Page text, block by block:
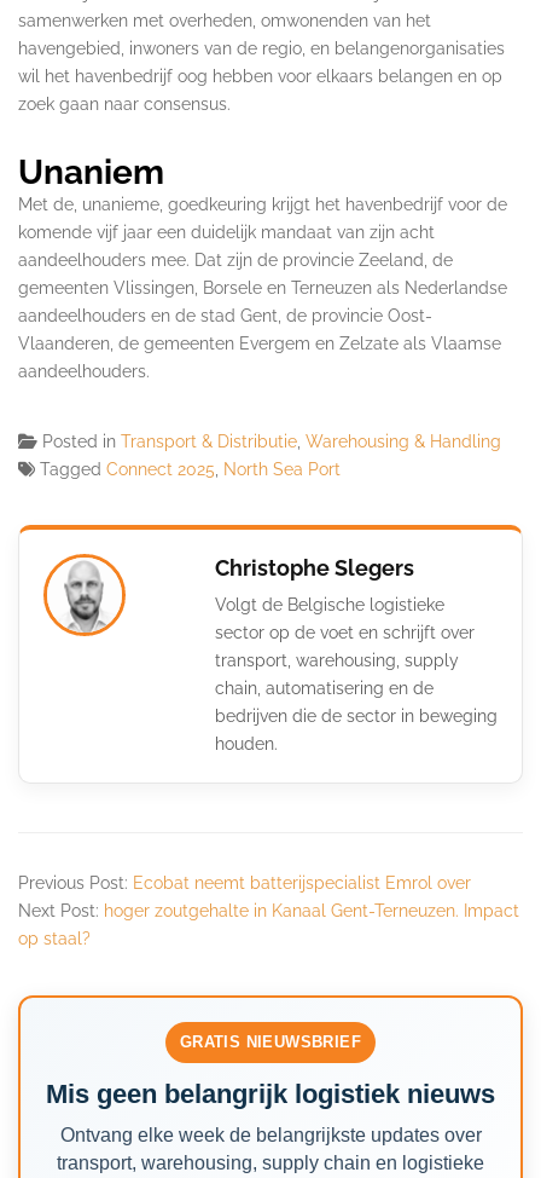
samenwerken met overheden, omwonenden van het
havengebied, inwoners van de regio, en belangenorganisaties
wil het havenbedrijf oog hebben voor elkaars belangen en op
zoek gaan naar consensus.
Unaniem
Met de, unanieme, goedkeuring krijgt het havenbedrijf voor de
komende vijf jaar een duidelijk mandaat van zijn acht
aandeelhouders mee. Dat zijn de provincie Zeeland, de
gemeenten Vlissingen, Borsele en Terneuzen als Nederlandse
aandeelhouders en de stad Gent, de provincie Oost-
Vlaanderen, de gemeenten Evergem en Zelzate als Vlaamse
aandeelhouders.
Posted in Transport & Distributie Warehousing & Handling
Tagged Connect 2025 North Sea Port
Christophe Slegers
Volgt de Belgische logistieke
sector op de voet en schrijft over
transport, warehousing, supply
chain, automatisering en de
bedrijven die de sector in beweging
houden.
Previous Post: Ecobat neemt batterijspecialist Emrol over
Next Post: hoger zoutgehalte in Kanaal Gent-Terneuzen. Impact
op staal?
GRATIS NIEUWSBRIEF
Mis geen belangrijk logistiek nieuws
Ontvang elke week de belangrijkste updates over
transport, warehousing, supply chain en logistieke